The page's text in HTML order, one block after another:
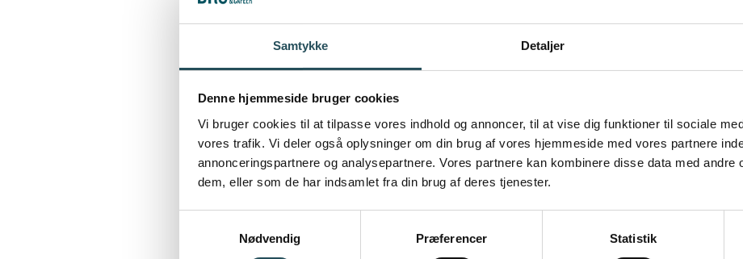
Samtykke Detaljer
Denne hjemmeside bruger cookies
Vi bruger cookies til at tilpasse vores indhold og annoncer, til at vise dig funktioner til sociale
vores trafik. Vi deler også oplysninger om din brug af vores hjemmeside med vores partnere
annonceringspartnere og analysepartnere. Vores partnere kan kombinere disse data med andre
dem, eller som de har indsamlet fra din brug af deres tjenester.
Nødvendig
Præferencer Statistik